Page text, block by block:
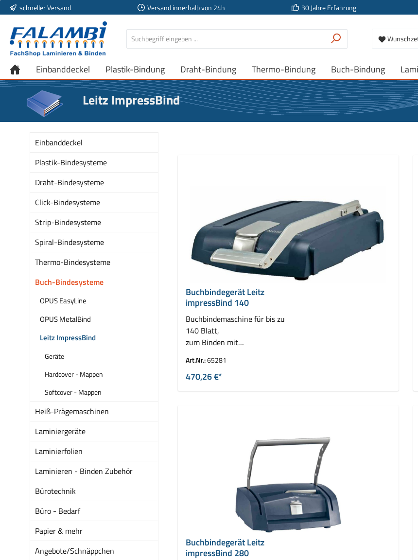
Hauptinhalt springen
Zur Suche springen
Zur Hauptnavigation springen
schneller Versand Versand innerhalb von 24h 30 Jahre Erfahrung
Einbanddeckel Plastik-Bindung Draht-Bindung Thermo-Bindung Buch-Bindung
Leitz ImpressBind
Einbanddeckel
Plastik-Bindesysteme
Draht-Bindesysteme
Click-Bindesysteme
Strip-Bindesysteme
Spiral-Bindesysteme
Thermo-Bindesysteme
Buch-Bindesysteme
OPUS EasyLine
OPUS MetalBind
Leitz ImpressBind
Geräte
Hardcover - Mappen
Softcover - Mappen
Heiß-Prägemaschinen
Laminiergeräte
Laminierfolien
Laminieren - Binden Zubehör
Bürotechnik
Büro - Bedarf
Papier & mehr
Angebote/Schnäppchen
Buchbindegerät Leitz
impressBind 140
Buchbindemaschine für bis zu
140 Blatt,
zum Binden mit
Art.Nr.:65281
470,26 €*
Buchbindegerät Leitz
impressBind 280